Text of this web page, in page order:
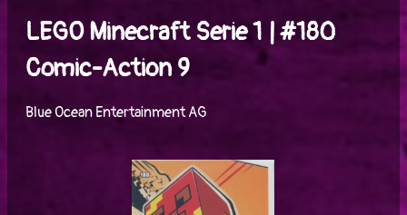
LEGO Minecraft Serie 1 | #180
Comic-Action 9
Blue Ocean Entertainment AG
Bildergalerie überspringen